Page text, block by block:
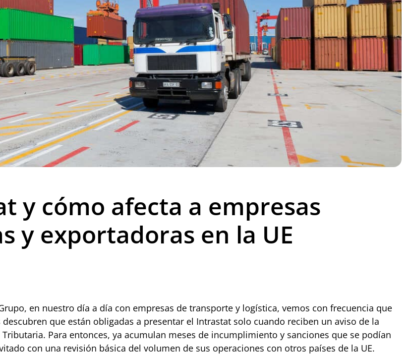
y cómo afecta a empresas
y exportadoras en la UE
Grupo, en nuestro día a día con empresas de transporte y logística, vemos con frecuencia que
descubren que están obligadas a presentar el Intrastat solo cuando reciben un aviso de la
Tributaria. Para entonces, ya acumulan meses de incumplimiento y sanciones que se podían
con una revisión básica del volumen de sus operaciones con otros países de la UE.